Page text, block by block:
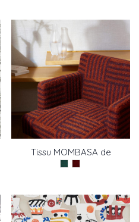
Tissu MOMBASA de
Pierre Frey